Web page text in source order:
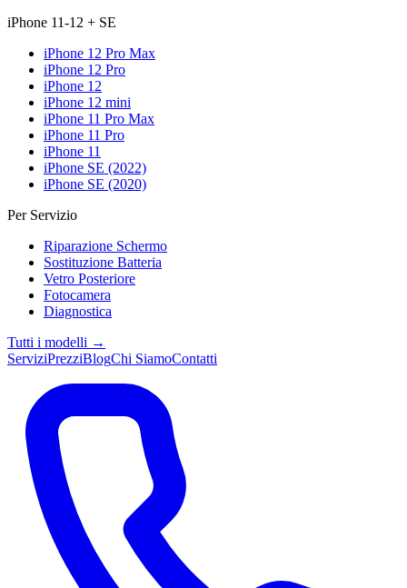
iPhone 11-12 + SE
iPhone 12 Pro Max
iPhone 12 Pro
iPhone 12
iPhone 12 mini
iPhone 11 Pro Max
iPhone 11 Pro
iPhone 11
iPhone SE (2022)
iPhone SE (2020)
Per Servizio
Riparazione Schermo
Sostituzione Batteria
Vetro Posteriore
Fotocamera
Diagnostica
Tutti i modelli →
ServiziPrezziBlogChi SiamoContatti